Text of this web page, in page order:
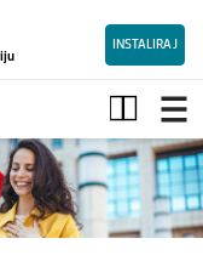
INSTALIRAJ